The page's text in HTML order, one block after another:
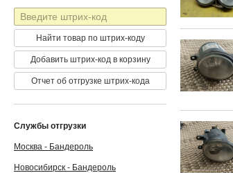
Штрих-
код
Найти товар по штрих-коду
Добавить штрих-код в корзину
Отчет об отгрузке штрих-кода
Службы отгрузки
Москва - Бандероль
Новосибирск - Бандероль